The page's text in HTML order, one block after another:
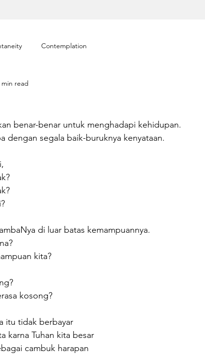
Contemplation
min read
benar-benar untuk menghadapi kehidupan.
dengan segala baik-buruknya kenyataan.
di luar batas kemampuannya.
kita?
kosong?
itu tidak berbayar
karna Tuhan kita besar
cambuk harapan